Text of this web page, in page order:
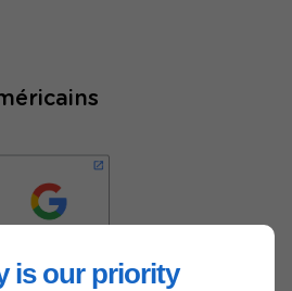
is our priority